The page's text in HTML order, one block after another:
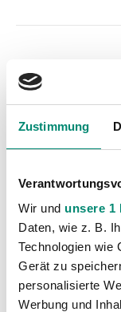
Zustimmung
Wir und unsere 1
Daten, wie z. B.
Technologien wie
Gerät zu
personalisierte
Werbung und
Allgemeine News
Damen
Profis
Ticketing
Unkategorisiert